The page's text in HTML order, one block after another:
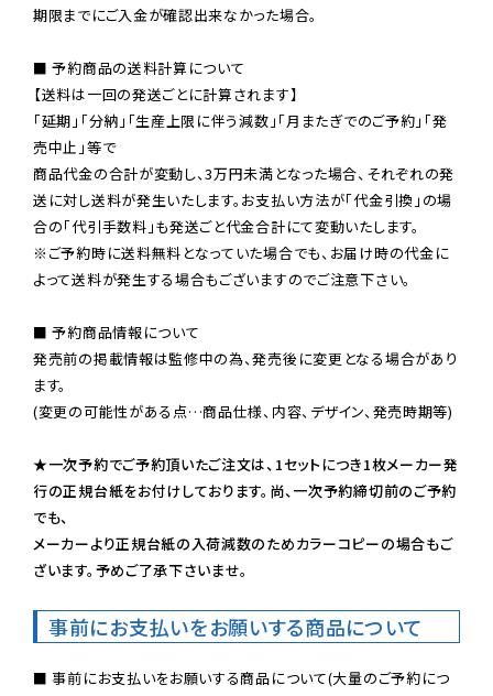
期限までにご入金が確認出来なかった場合。
■ 予約商品の送料計算について
【送料は一回の発送ごとに計算されます】
「延期」「分納」「生産上限に伴う減数」「月またぎでのご予約」「発
売中止」等で
商品代金の合計が変動し、3万円未満となった場合、それぞれの発
送に対し送料が発生いたします。お支払い方法が「代金引換」の場
※ご予約時に送料無料となっていた場合でも、お届け時の代金に
よって送料が発生する場合もございますのでご注意下さい。
■ 予約商品情報について
発売前の掲載情報は監修中の為、発売後に変更となる場合があり
ます。
(変更の可能性がある点…商品仕様、内容、デザイン、発売時期等)
★一次予約でご予約頂いたご注文は、1セットにつき1枚メーカー発
行の正規台紙をお付けしております。尚、一次予約締切前のご予約
でも、
メーカーより正規台紙の入荷減数のためカラーコピーの場合もご
ざいます。予めご了承下さいませ。
事前にお支払いをお願いする商品について
■ 事前にお支払いをお願いする商品について(大量のご予約につ